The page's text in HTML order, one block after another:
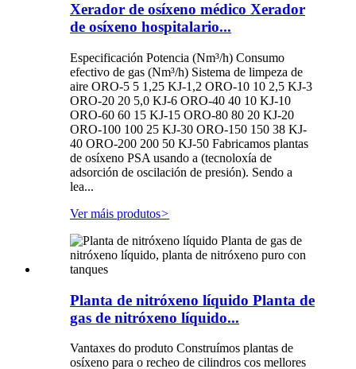
Xerador de osíxeno médico Xerador
de osíxeno hospitalario...
Especificación Potencia (Nm³/h) Consumo
efectivo de gas (Nm³/h) Sistema de limpeza de
aire ORO-5 5 1,25 KJ-1,2 ORO-10 10 2,5 KJ-3
ORO-20 20 5,0 KJ-6 ORO-40 40 10 KJ-10
ORO-60 60 15 KJ-15 ORO-80 80 20 KJ-20
ORO-100 100 25 KJ-30 ORO-150 150 38 KJ-
40 ORO-200 200 50 KJ-50 Fabricamos plantas
de osíxeno PSA usando a (tecnoloxía de
adsorción de oscilación de presión). Sendo a
lea...
Ver máis produtos>
Planta de nitróxeno líquido Planta de
gas de nitróxeno líquido...
Vantaxes do produto Construímos plantas de
osíxeno para o recheo de cilindros cos mellores